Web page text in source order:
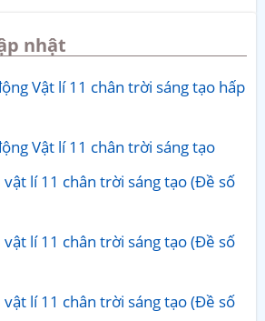
nhật
Vật lí 11 chân trời sáng tạo hấp
Vật lí 11 chân trời sáng tạo
lí 11 chân trời sáng tạo (Đề số
lí 11 chân trời sáng tạo (Đề số
lí 11 chân trời sáng tạo (Đề số